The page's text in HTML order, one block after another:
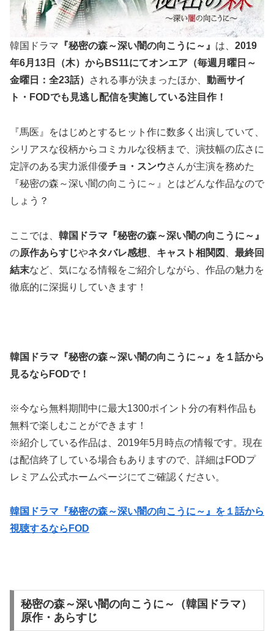
韓国ドラマ 『秘密の森～深い闇の向こうに～』 は、 2019
年6月13日（木）から BS11にてオンエア（毎週月曜日～
金曜日：全23話）
される事が決まったほか、 動画サイ
ト・ FODでも見逃し配信を実施している注目作！
『馬医』をはじめとするヒット作に数多く出演していて、
シリアスな役柄からコミカルな役柄まで、演技幅の広さに
定評のある実力派俳優チョ・スンウさんが主演を務めた
『秘密の森～深い闇の向こうに～』とはどんな作品なので
しょう？
ここでは、 韓国ドラマ『秘密の森～深い闇の向こうに～』
の原作あらすじやネタバレ感想 キャスト相関図
最終回
結末など、気になる情報をご紹介しながら、作品の魅力を
徹底的に深掘りしていきます！
韓国ドラマ『秘密の森～深い闇の向こうに～』を１話から
見るなら FODで！
※今なら無料期間中に最大1300ポイント分の有料作品も
無料で楽しむことができます！
※紹介している作品は、2019年5月時点の情報です。現在
は配信終了している場合もありますので、詳細はFODプ
レミアム公式ホームページにてご確認ください。
韓国ドラマ『秘密の森～深い闇の向こうに～』を１話から
視聴するならFOD
秘密の森～深い闇の向こうに～（韓国ドラマ）
原作・あらすじ